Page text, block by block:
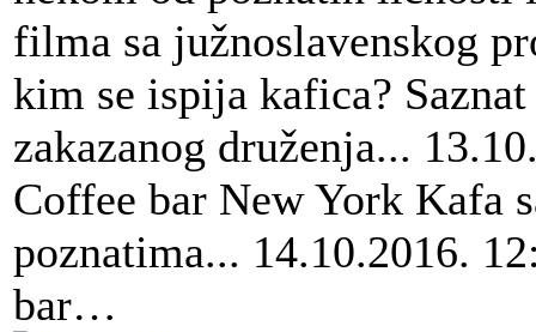
filma sa južnoslavenskog
kim se ispija kafica?
zakazanog druženja...
Coffee bar New York Kafa
poznatima... 14.10.2016.
bar…